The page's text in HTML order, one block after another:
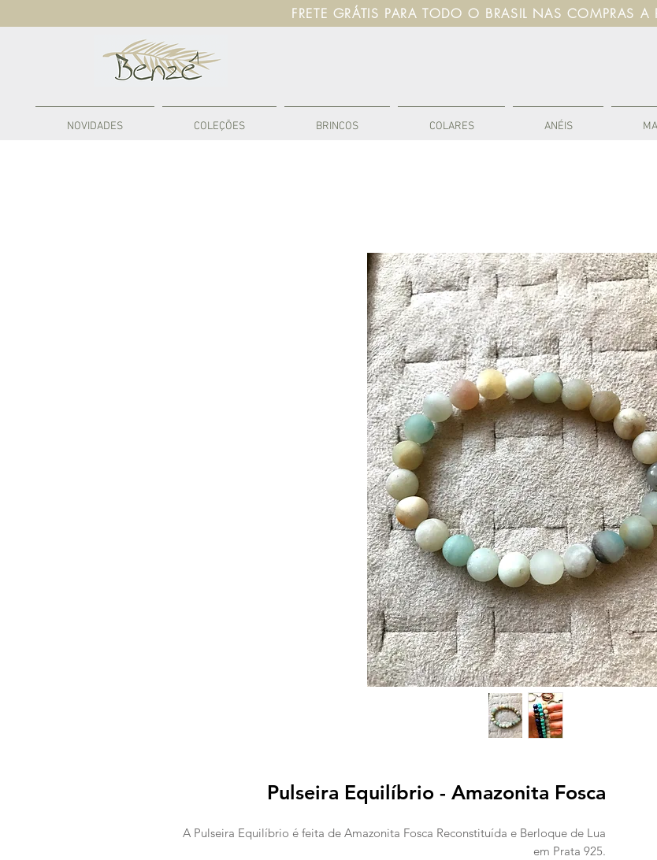
FRETE GRÁTIS PARA TODO O BRASIL NAS COMPRAS A
NOVIDADES COLEÇÕES BRINCOS COLARES ANÉIS
Pulseira Equilíbrio - Amazonita Fosca
A Pulseira Equilíbrio é feita de Amazonita Fosca Reconstituída e Berloque de Lua
em Prata 925.